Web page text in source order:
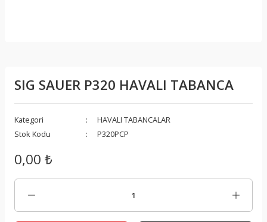
SIG SAUER P320 HAVALI TABANCA
Kategori
HAVALI TABANCALAR
Stok Kodu
P320PCP
0,00 ₺